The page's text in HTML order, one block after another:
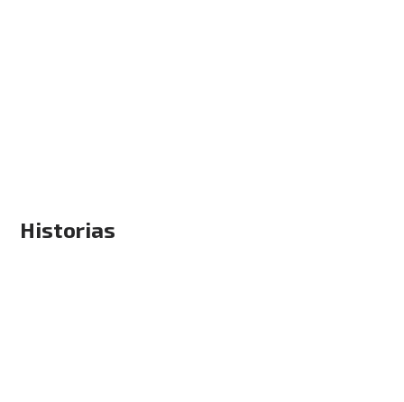
Historias